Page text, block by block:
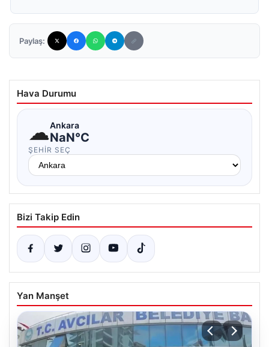
Paylaş:
Hava Durumu
☁Ankara
NaN°C
ŞEHIR SEÇ
Bizi Takip Edin
Yan Manşet